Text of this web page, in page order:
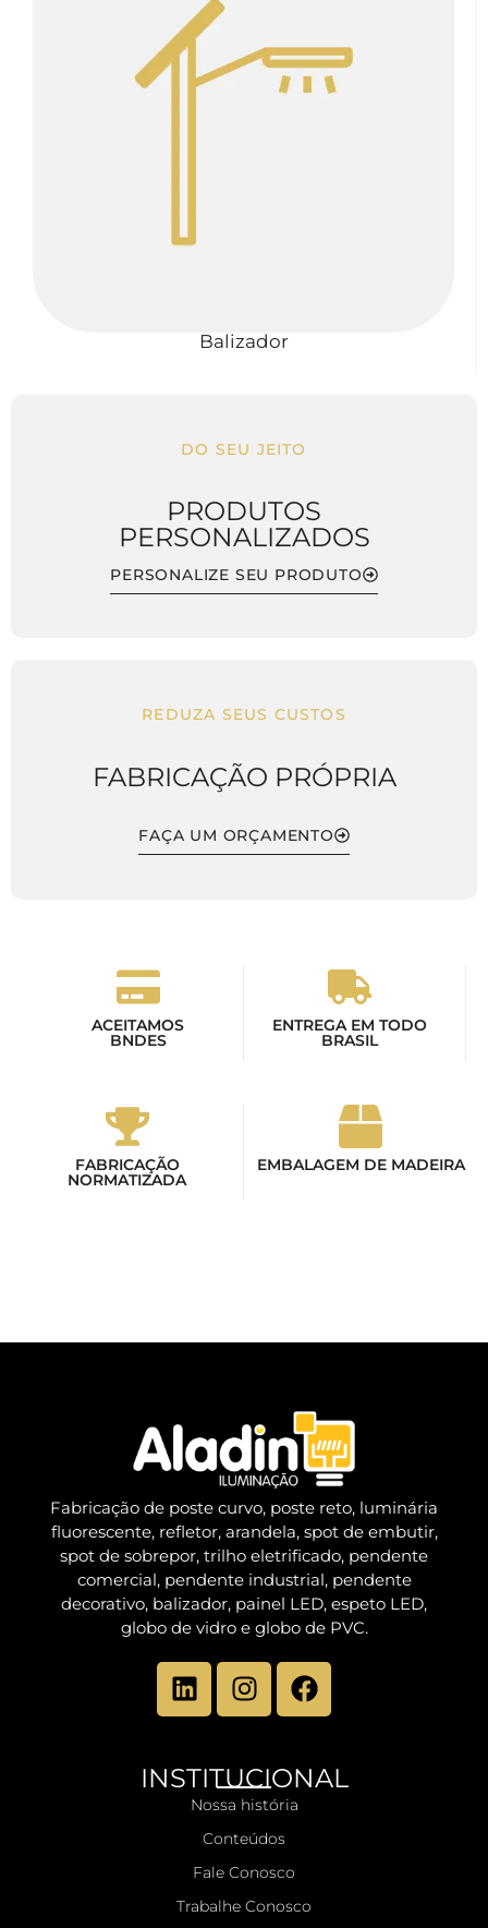
Balizador
DO SEU JEITO
PRODUTOS
PERSONALIZADOS
PERSONALIZE SEU PRODUTO
REDUZA SEUS CUSTOS
FABRICAÇÃO PRÓPRIA
FAÇA UM ORÇAMENTO
ACEITAMOS
BNDES
ENTREGA EM TODO
BRASIL
FABRICAÇÃO
NORMATIZADA
EMBALAGEM DE MADEIRA
Fabricação de poste curvo, poste reto, luminária
fluorescente, refletor, arandela, spot de embutir,
spot de sobrepor, trilho eletrificado, pendente
comercial, pendente industrial, pendente
decorativo, balizador, painel LED, espeto LED,
globo de vidro e globo de PVC.
INSTITUCIONAL
Nossa história
Conteúdos
Fale Conosco
Trabalhe Conosco